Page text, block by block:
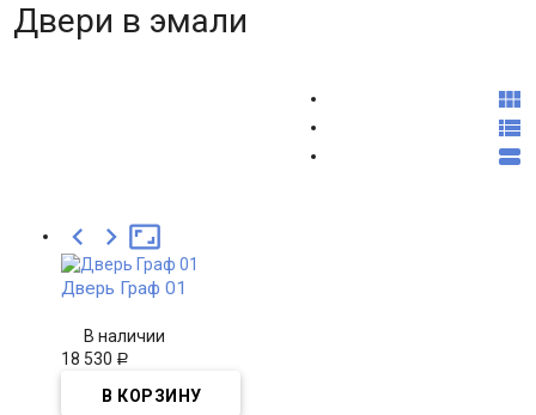
Двери в эмали



  
Дверь Граф 01
В наличии
18 530 Р